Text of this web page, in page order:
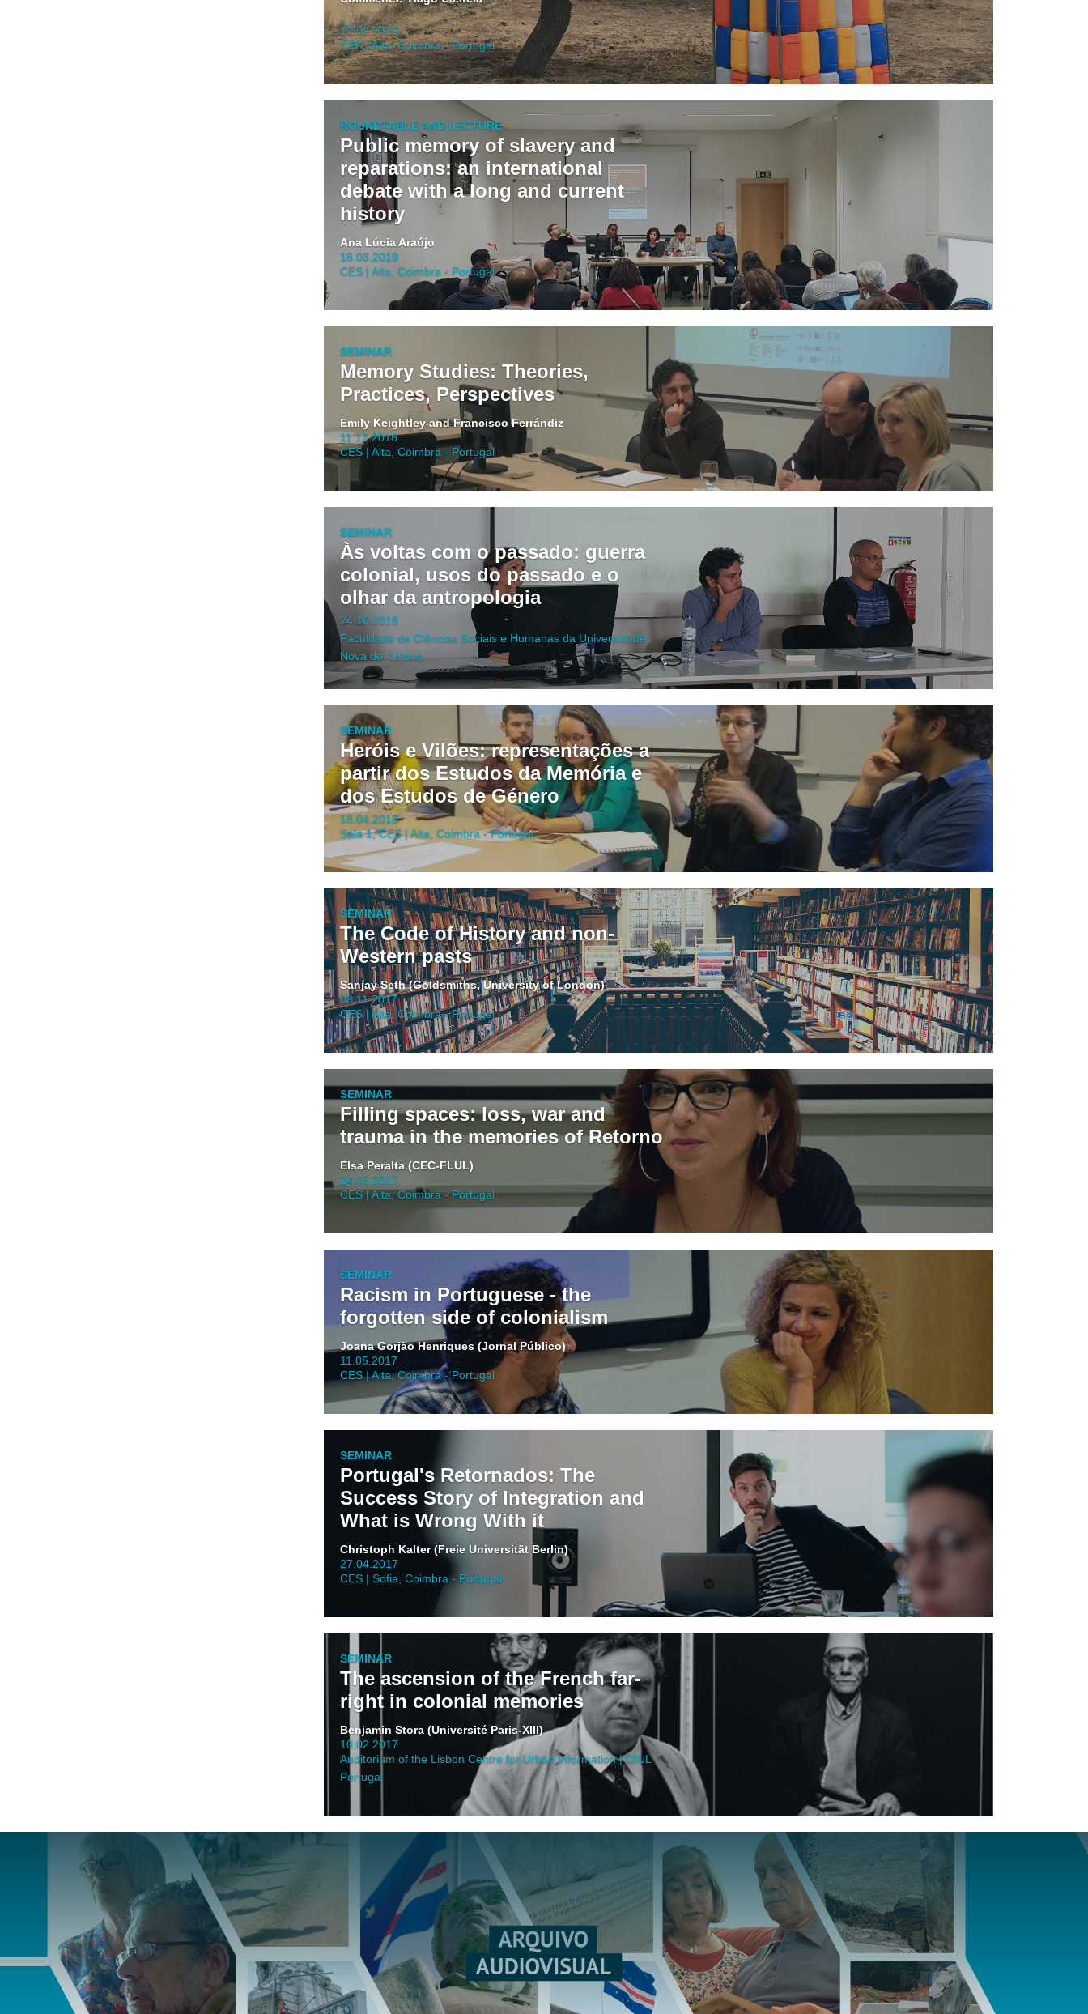
17.02.2020
CES | Alta, Coimbra - Portugal
ROUNDTABLE AND LECTURE
Public memory of slavery and
reparations: an international
debate with a long and current
history
Ana Lúcia Araújo
18.03.2019
CES | Alta, Coimbra - Portugal
SEMINAR
Memory Studies: Theories,
Practices, Perspectives
Emily Keightley and Francisco Ferrándiz
11.12.2018
CES | Alta, Coimbra - Portugal
SEMINAR
Às voltas com o passado: guerra
colonial, usos do passado e o
olhar da antropologia
24.10.2018
Faculdade de Ciências Sociais e Humanas da Universidade
Nova de Lisboa
SEMINAR
Heróis e Vilões: representações a
partir dos Estudos da Memória e
dos Estudos de Género
18.04.2018
Sala 1, CES | Alta , Coimbra - Portugal
SEMINAR
The Code of History and non-
Western pasts
Sanjay Seth (Goldsmiths, University of London)
08.11.2017
CES | Alta, Coimbra - Portugal
SEMINAR
Filling spaces: loss, war and
trauma in the memories of Retorno
Elsa Peralta (CEC-FLUL)
24.05.2017
CES | Alta, Coimbra - Portugal
SEMINAR
Racism in Portuguese - the
forgotten side of colonialism
Joana Gorjão Henriques (Jornal Público)
11.05.2017
CES | Alta, Coimbra - Portugal
SEMINAR
Portugal's Retornados: The
Success Story of Integration and
What is Wrong With it
Christoph Kalter (Freie Universität Berlin)
27.04.2017
CES | Sofia, Coimbra - Portugal
SEMINAR
The ascension of the French far-
right in colonial memories
Benjamin Stora (Université Paris-XIII)
10.02.2017
Auditorium of the Lisbon Centre for Urban Information | CIUL
Portugal